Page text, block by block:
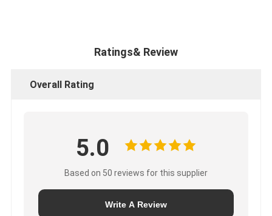
Ratings& Review
Overall Rating
5.0
Based on 50 reviews for this supplier
Write A Review